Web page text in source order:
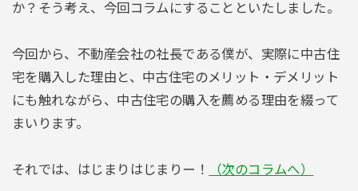
か？そう考え、今回コラムにすることといたしました。
今回から、不動産会社の社長である僕が、実際に中古住
宅を購入した理由と、中古住宅のメリット・デメリット
にも触れながら、中古住宅の購入を薦める理由を綴って
まいります。
それでは、はじまりはじまりー！ （次のコラムへ）